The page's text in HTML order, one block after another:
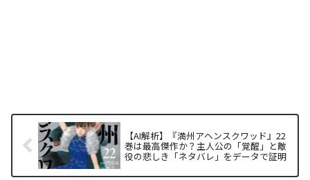
【AI解析】『満州アヘンスクワッド』22
巻は最高傑作か？主人公の「覚醒」と敵
役の悲しき「ネタバレ」をデータで証明